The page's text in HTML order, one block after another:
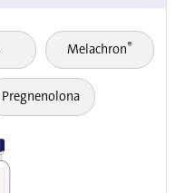
Melachron®
Pregnenolona